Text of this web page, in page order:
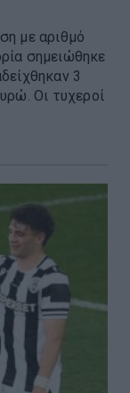
με αριθμό
σημειώθηκε
3
Οι τυχεροί